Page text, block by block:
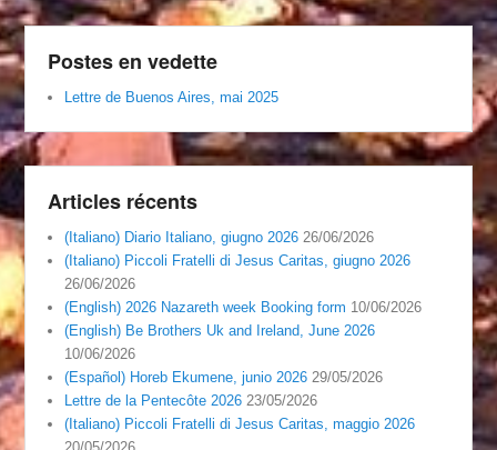
Postes en vedette
Lettre de Buenos Aires, mai 2025
Articles récents
(Italiano) Diario Italiano, giugno 2026 26/06/2026
(Italiano) Piccoli Fratelli di Jesus Caritas, giugno 2026
26/06/2026
(English) 2026 Nazareth week Booking form 10/06/2026
(English) Be Brothers Uk and Ireland, June 2026
10/06/2026
(Español) Horeb Ekumene, junio 2026 29/05/2026
Lettre de la Pentecôte 2026 23/05/2026
(Italiano) Piccoli Fratelli di Jesus Caritas, maggio 2026